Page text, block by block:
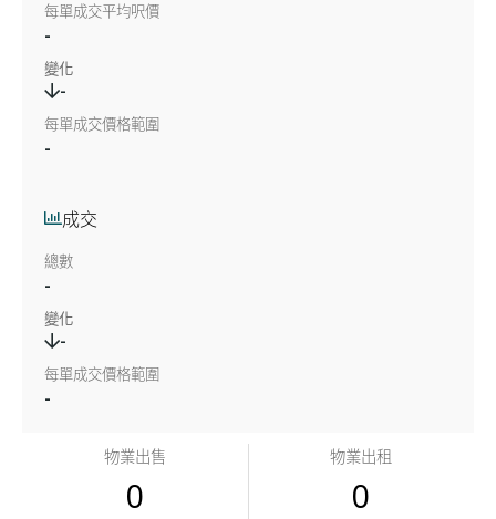
每單成交平均呎價
-
變化
-
每單成交價格範圍
-
成交
總數
-
變化
-
每單成交價格範圍
-
物業出售
0
物業出租
0